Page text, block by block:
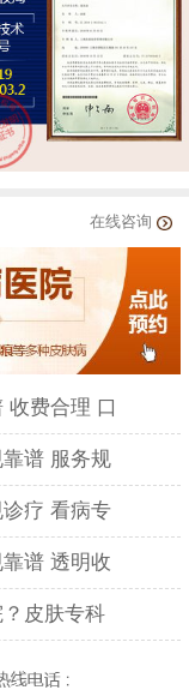
在线咨询
收费合理 口
谱 服务规
疗 看病专
谱 透明收
皮肤专科